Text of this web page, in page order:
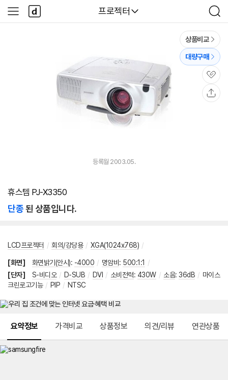
다나와
프로젝터
검
색
사
이
다
나
와
상품비교
대량구매
관
심
등록월 2003.05.
휴스템 PJ-X3350
단종된 상품입니다.
LCD프로젝터 / 회의/강당용 / XGA(1024x768) /
[화면] 화면밝기(안시): -4000 / 명암비 : 500:1:1 /
[단자]
S-비디오 / D-SUB / DVI / 소비전력: 430W / 소음: 36dB / 마이스
크린로고기능 / PIP / NTSC
요약정보 가격비교 상품정보 의견/리뷰 연관상품